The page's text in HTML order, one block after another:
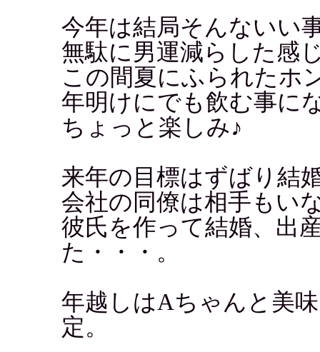
今年は結局そんないい
無駄に男運減らした感
この間夏にふられたホ
年明けにでも飲む事に
ちょっと楽しみ♪
来年の目標はずばり結
会社の同僚は相手もい
彼氏を作って結婚、出
た・・・。
年越しはAちゃんと美
定。